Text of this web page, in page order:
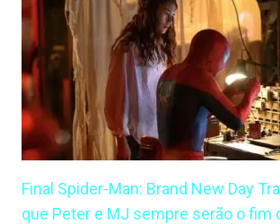
Final Spider-Man: Brand New Day
que Peter e MJ sempre serão o fim